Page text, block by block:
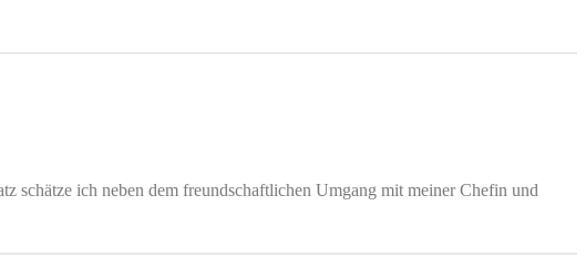
schätze ich neben dem freundschaftlichen Umgang mit meiner Chefin und